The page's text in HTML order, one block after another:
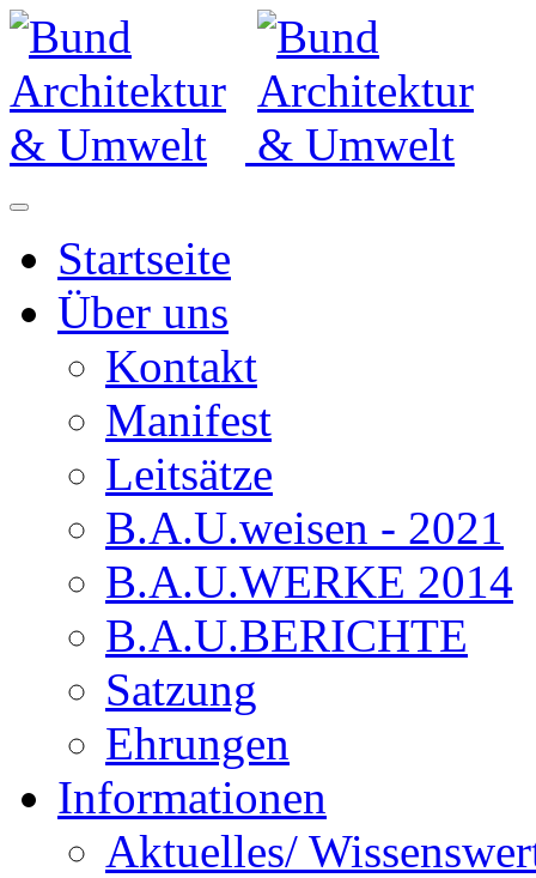
Startseite
Über uns
Kontakt
Manifest
Leitsätze
B.A.U.weisen - 2021
B.A.U.WERKE 2014
B.A.U.BERICHTE
Satzung
Ehrungen
Informationen
Aktuelles/